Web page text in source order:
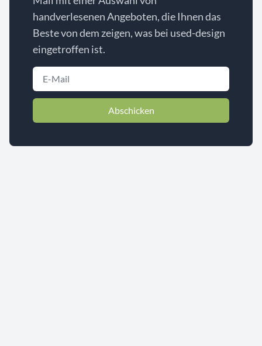
handverlesenen Angeboten, die Ihnen das
Beste von dem zeigen, was bei used-design
eingetroffen ist.
Abschicken